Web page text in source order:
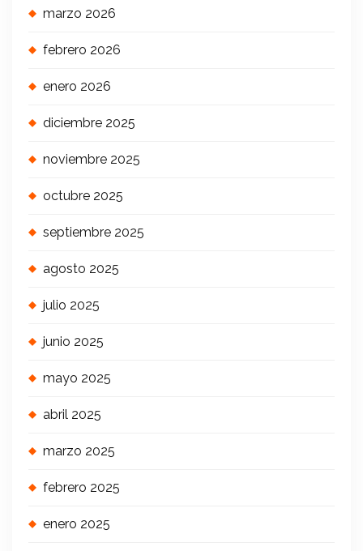
marzo 2026
febrero 2026
enero 2026
diciembre 2025
noviembre 2025
octubre 2025
septiembre 2025
agosto 2025
julio 2025
junio 2025
mayo 2025
abril 2025
marzo 2025
febrero 2025
enero 2025